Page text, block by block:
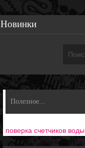
Новинки
Полезное...
поверка счетчиков воды